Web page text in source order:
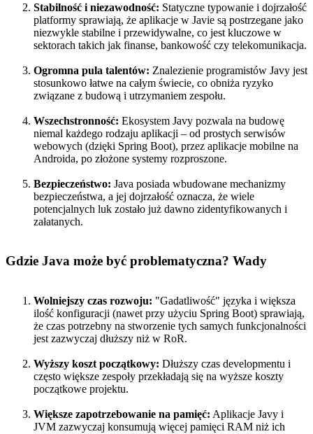
Stabilność i niezawodność: Statyczne typowanie i dojrzałość
platformy sprawiają, że aplikacje w Javie są postrzegane jako
niezwykle stabilne i przewidywalne, co jest kluczowe w
sektorach takich jak finanse, bankowość czy telekomunikacja.
Ogromna pula talentów: Znalezienie programistów Javy jest
stosunkowo łatwe na całym świecie, co obniża ryzyko
związane z budową i utrzymaniem zespołu.
Wszechstronność: Ekosystem Javy pozwala na budowę
niemal każdego rodzaju aplikacji – od prostych serwisów
webowych (dzięki Spring Boot), przez aplikacje mobilne na
Androida, po złożone systemy rozproszone.
Bezpieczeństwo: Java posiada wbudowane mechanizmy
bezpieczeństwa, a jej dojrzałość oznacza, że wiele
potencjalnych luk zostało już dawno zidentyfikowanych i
załatanych.
Gdzie Java może być problematyczna? Wady
Wolniejszy czas rozwoju: "Gadatliwość" języka i większa
ilość konfiguracji (nawet przy użyciu Spring Boot) sprawiają,
że czas potrzebny na stworzenie tych samych funkcjonalności
jest zazwyczaj dłuższy niż w RoR.
Wyższy koszt początkowy: Dłuższy czas developmentu i
często większe zespoły przekładają się na wyższe koszty
początkowe projektu.
Większe zapotrzebowanie na pamięć: Aplikacje Javy i
JVM zazwyczaj konsumują więcej pamięci RAM niż ich